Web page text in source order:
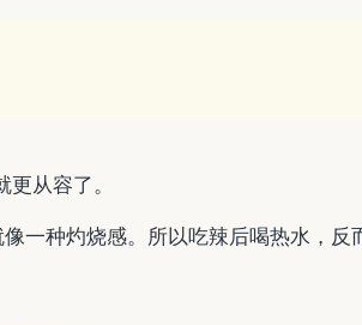
从容了。
一种灼烧感。所以吃辣后喝热水，反